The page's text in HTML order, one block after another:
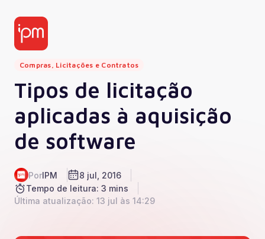
Compras, Licitações e Contratos
Tipos de licitação
aplicadas à aquisição
de software
PorIPM
8 jul, 2016
Tempo de leitura: 3 mins
Última atualização: 13 jul às 14:29